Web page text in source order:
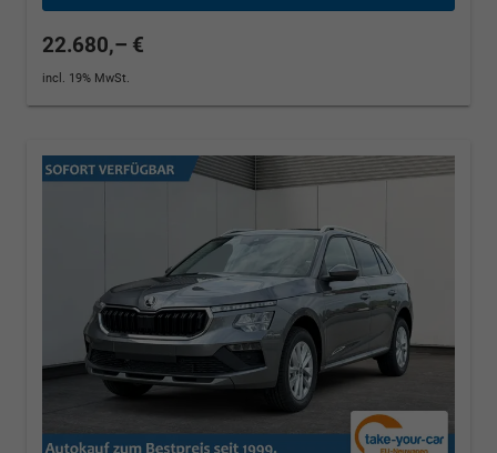
22.680,– €
incl. 19% MwSt.